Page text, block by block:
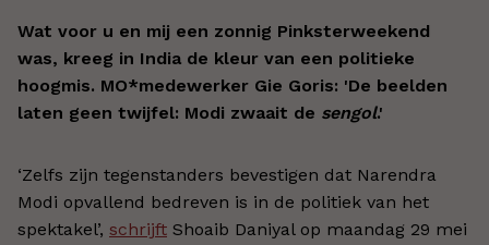
Wat voor u en mij een zonnig Pinksterweekend
was, kreeg in India de kleur van een politieke
hoogmis. MO*medewerker Gie Goris: 'De beelden
laten geen twijfel: Modi zwaait de sengol.'
‘Zelfs zijn tegenstanders bevestigen dat Narendra
Modi opvallend bedreven is in de politiek van het
spektakel’, schrijft Shoaib Daniyal op maandag 29 mei